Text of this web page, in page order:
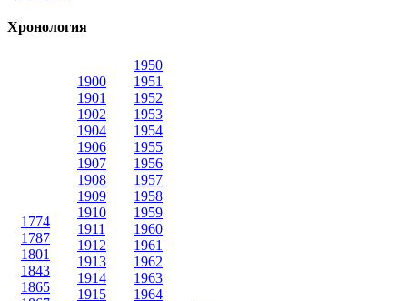
Хронология
1774
1787
1801
1843
1865
1900
1901
1902
1904
1906
1907
1908
1909
1910
1911
1912
1913
1914
1915
1950
1951
1952
1953
1954
1955
1956
1957
1958
1959
1960
1961
1962
1963
1964